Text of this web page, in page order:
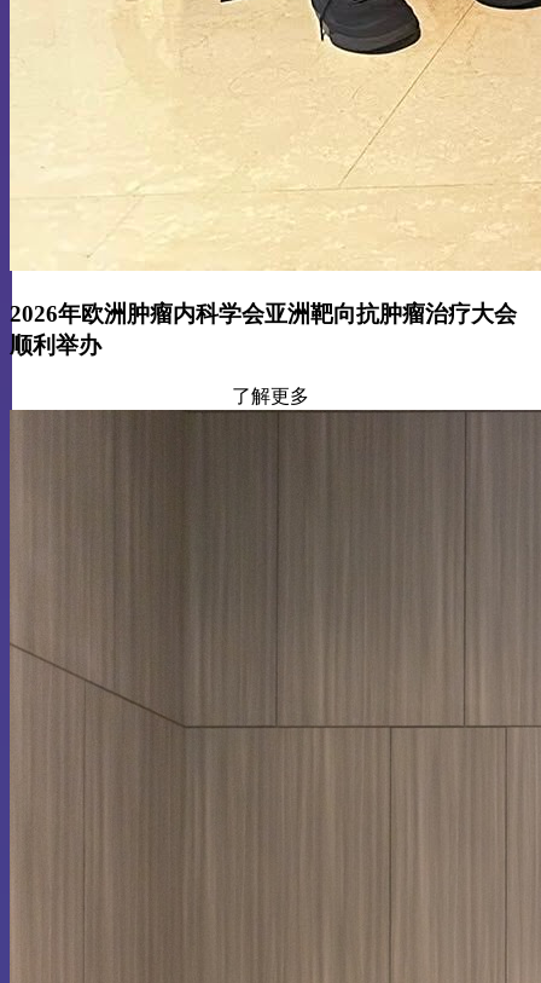
2026年欧洲肿瘤内科学会亚洲靶向抗肿瘤治疗大会
顺利举办
了解更多